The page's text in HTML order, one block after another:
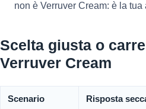
non è Verruver Cream: è la
Scelta giusta o
Verruver Cream
Scenario Risposta